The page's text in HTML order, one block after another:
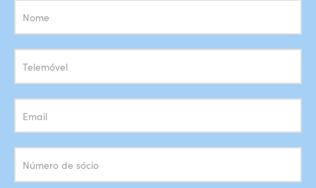
Subscrição
Newsletter